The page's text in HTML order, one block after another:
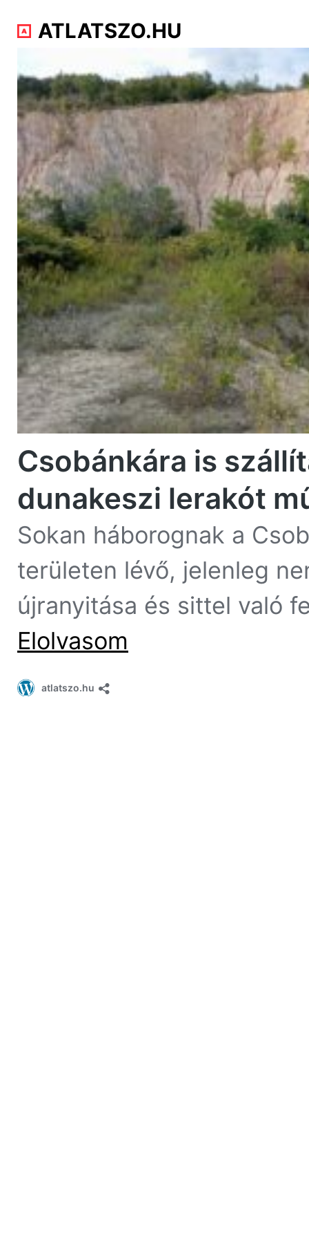
ATLATSZO.HU
Csobánkára is
dunakeszi lerakót
Sokan háborognak a
területen lévő, jelenleg
újranyitása és sittel való
Elolvasom
atlatszo.hu